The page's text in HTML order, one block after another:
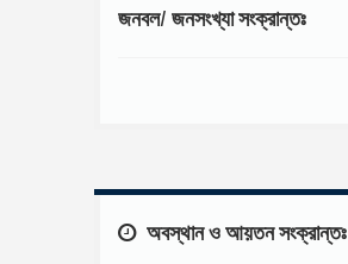
জনবল/ জনসংখ্যা সংক্রান্তঃ
অবস্থান ও আয়তন সংক্রান্তঃ